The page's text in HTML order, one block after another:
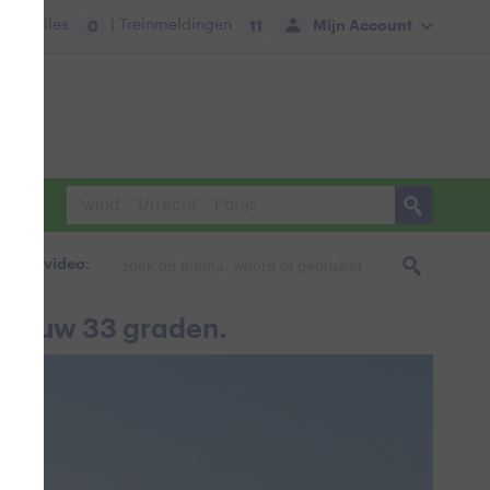
Mijn Account
Files 0 | Treinmeldingen 11
& video:
33 graden.